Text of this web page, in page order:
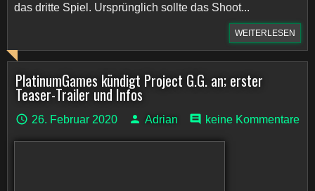
das dritte Spiel. Ursprünglich sollte das Shoot...
WEITERLESEN
PlatinumGames kündigt Project G.G. an; erster
Teaser-Trailer und Infos
26. Februar 2020 Adrian keine Kommentare